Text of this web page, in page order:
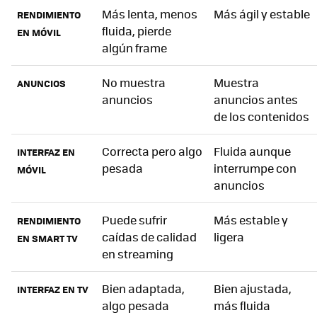
RENDIMIENTO
EN MÓVIL
Más lenta, menos
fluida, pierde
algún frame
Más ágil y estable
ANUNCIOS
No muestra
anuncios
Muestra
anuncios antes
de los contenidos
INTERFAZ EN
MÓVIL
Correcta pero algo
pesada
Fluida aunque
interrumpe con
anuncios
RENDIMIENTO
EN SMART TV
Puede sufrir
caídas de calidad
en streaming
Más estable y
ligera
INTERFAZ EN TV
Bien adaptada,
algo pesada
Bien ajustada,
más fluida